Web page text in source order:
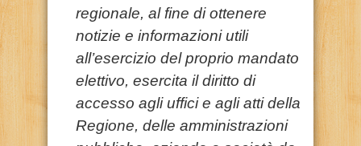
regionale, al fine di ottenere
notizie e informazioni utili
all’esercizio del proprio mandato
elettivo, esercita il diritto di
accesso agli uffici e agli atti della
Regione, delle amministrazioni